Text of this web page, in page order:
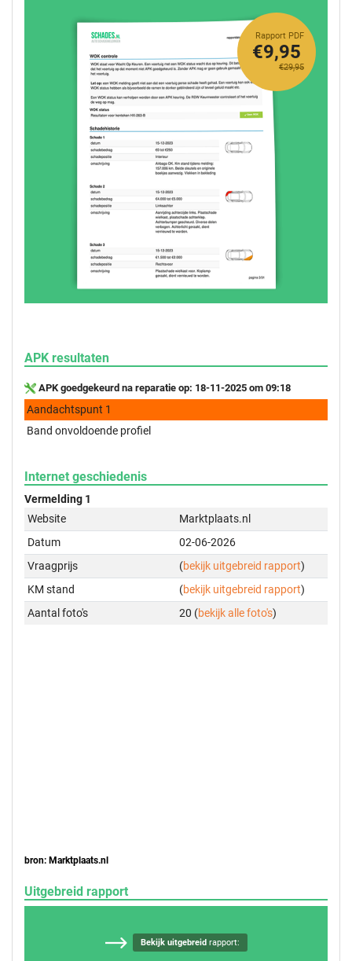
Rapport PDF
€29,95
€9,95
APK resultaten
APK goedgekeurd na reparatie op: 18-11-2025 om 09:18
Aandachtspunt 1
Band onvoldoende profiel
Internet geschiedenis
Vermelding 1
Website
Marktplaats.nl
Datum
02-06-2026
Vraagprijs
(bekijk uitgebreid rapport)
KM stand
(bekijk uitgebreid rapport)
Aantal foto's
20 (bekijk alle foto's)
bron: Marktplaats.nl
Uitgebreid rapport
Bekijk uitgebreidrapport: